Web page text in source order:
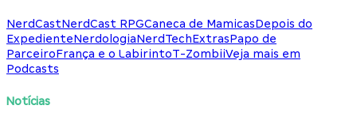
NerdCastNerdCast RPGCaneca de MamicasDepois do
ExpedienteNerdologiaNerdTechExtrasPapo de
ParceiroFrança e o LabirintoT-ZombiiVeja mais em
Podcasts
Notícias